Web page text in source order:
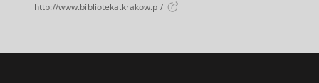
http://www.biblioteka.krakow.pl/